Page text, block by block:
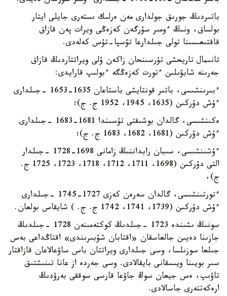
باتىردىڭ جورىق جولدارى مەن ەرلىك ىستەرى جايلى ايتار
بولساق، ونىڭ ءومىر سۇرگەن كەزەڭى ويرات پەن قازاق
قاقتىعىسىنا تولى جىلدارعا تۇسپا-تۇس كەلەدى.
تانىمال تاريحشى تۇرسىنحان زاكەن ۇلى ويراتتاردىڭ قازاق
جەرىنە شابۋىلىن ءتورت كەزەڭگە ءبولىپ قارايدى:
ءبىرىنشىسى، باتىر قونتايشى باستاعان 1635-1653 -جىلدارى
ءۇش دۇركىن (1635، 1945، 1952 ج. ج)؛
ەكىنشىسى، گالدان بوشىقتى تۇسىندا 1681-1683 -جىلدارى
ءۇش دۇركىن (1681، 1682، 1683 ج. ج)؛
ءۇشىنشىسى، سىبان رابداننىڭ زامانى 1698-1728 -جىلدار
التى دۇركىن (1698، 1711، 1712، 1718، 1723، 1725 ج.
ج)،
ءتورتىنشىسى، گالدان سەرەن كەزى 1727-1745 -جىلدارى
ءۇش دۇركىن (1739، 1741، 1742 ج. ج. ) شايقاس بولعان.
سونىڭ ىشىندە 1723 -جىلدىڭ كوكتەمىنەن 1728 -جىلدىڭ
جازىنا دەيىن جالعاسقان «اقتابان شۇبىرىندى» اقتاڭداعى بەس
جىلعا سوزىلسا، وسى جىلدارى ويراتتان باس ساۋعالاعان قازاقتار
سىر بويىنا ويىسقانى بايقالادى. وسى جەردە از عانا تىنىشتىق
تاۋىپ، ەس جيعان سوڭ جاۋعا قارسى سوققى بەرۋدىڭ
ارەكەتتەرى جاسالادى.